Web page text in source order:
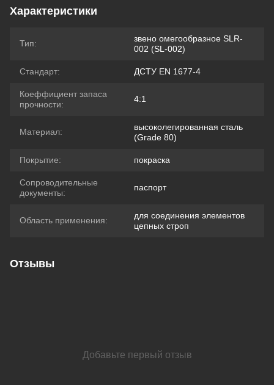
Характеристики
Тип:
звено омегообразное SLR-
002 (SL-002)
Стандарт: ДСТУ EN 1677-4
Коеффициент запаса
прочности:
4:1
Материал:
высоколегированная сталь
(Grade 80)
Покрытие: покраска
Сопроводительные
документы:
паспорт
Область применения:
для соединения элементов
цепных строп
Отзывы
Добавьте первый отзыв